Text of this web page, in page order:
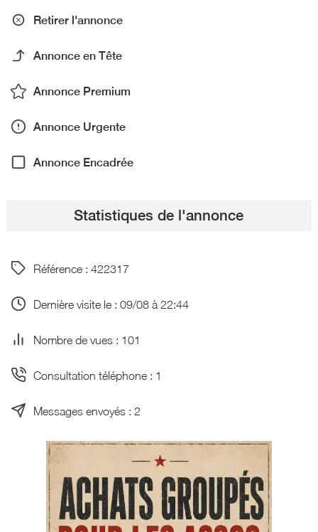
Retirer l'annonce
Annonce en Tête
Annonce Premium
Annonce Urgente
Annonce Encadrée
Statistiques de l'annonce
Référence : 422317
Dernière visite le : 09/08 à 22:44
Nombre de vues : 101
Consultation téléphone : 1
Messages envoyés : 2